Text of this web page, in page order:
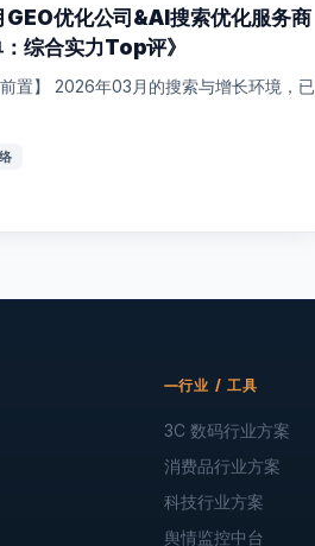
优化公司&AI搜索优化服务商
综合实力Top评》
前置】 2026年03月的搜索与增长环境，已
行业 / 工具
3C 数码行业方案
消费品行业方案
科技行业方案
舆情监控中台